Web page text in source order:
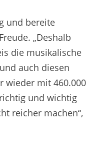
und bereite
„Deshalb
die musikalische
auch diesen
wieder mit 460.000
und wichtig
reicher machen“,